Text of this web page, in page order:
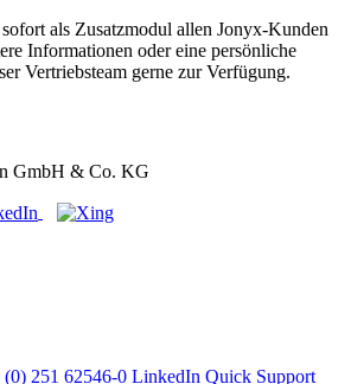
als Zusatzmodul allen Jonyx-Kunden
Informationen oder eine persönliche
Vertriebsteam gerne zur Verfügung.
GmbH & Co. KG
(0) 251 62546-0 LinkedIn Quick Support